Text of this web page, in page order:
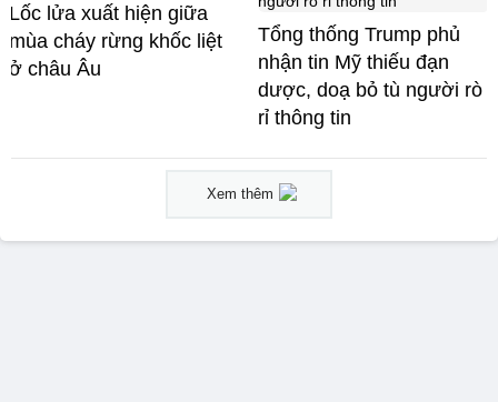
Lốc lửa xuất hiện giữa
mùa cháy rừng khốc liệt
ở châu Âu
Tổng thống Trump phủ
nhận tin Mỹ thiếu đạn
dược, doạ bỏ tù người rò
rỉ thông tin
Xem thêm